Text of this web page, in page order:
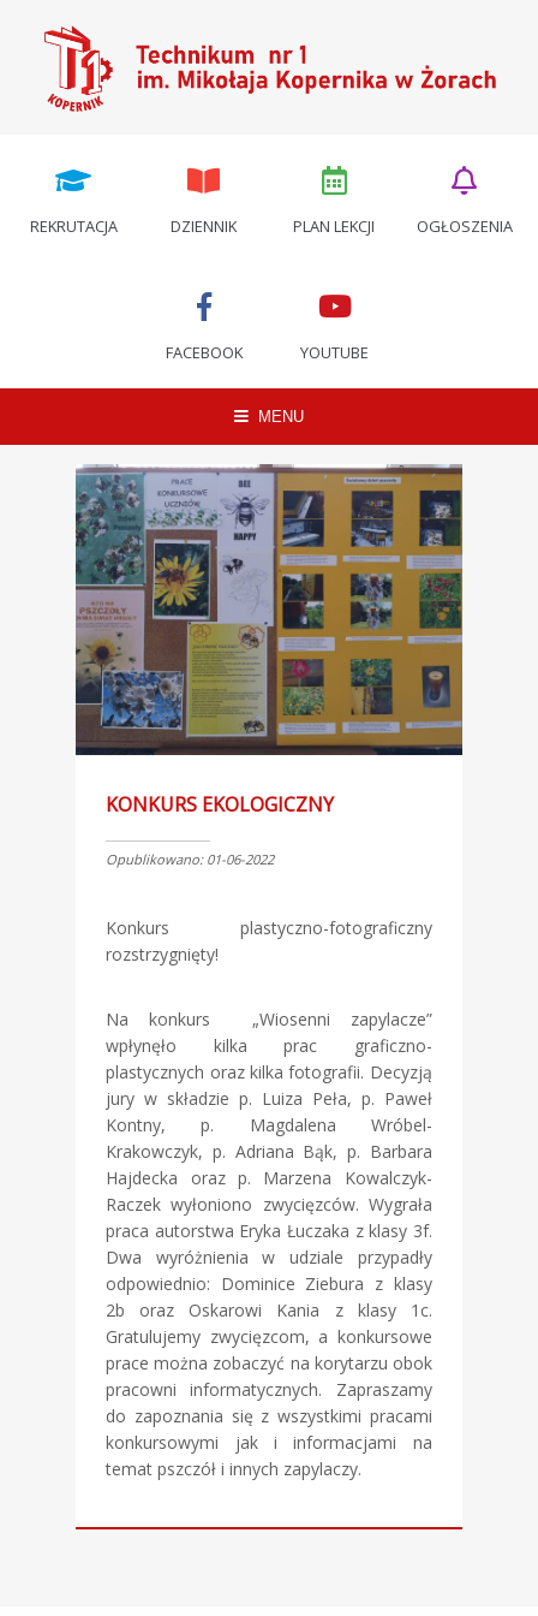
REKRUTACJA DZIENNIK PLAN LEKCJI OGŁOSZENIA
FACEBOOK YOUTUBE
MENU
KONKURS EKOLOGICZNY
Opublikowano: 01-06-2022
Konkurs plastyczno-fotograficzny
rozstrzygnięty!
Na konkurs „Wiosenni zapylacze”
wpłynęło kilka prac graficzno-
plastycznych oraz kilka fotografii. Decyzją
jury w składzie p. Luiza Peła, p. Paweł
Kontny, p. Magdalena Wróbel-
Krakowczyk, p. Adriana Bąk, p. Barbara
Hajdecka oraz p. Marzena Kowalczyk-
Raczek wyłoniono zwycięzców. Wygrała
praca autorstwa Eryka Łuczaka z klasy 3f.
Dwa wyróżnienia w udziale przypadły
odpowiednio: Dominice Ziebura z klasy
2b oraz Oskarowi Kania z klasy 1c.
Gratulujemy zwycięzcom, a konkursowe
prace można zobaczyć na korytarzu obok
pracowni informatycznych. Zapraszamy
do zapoznania się z wszystkimi pracami
konkursowymi jak i informacjami na
temat pszczół i innych zapylaczy.